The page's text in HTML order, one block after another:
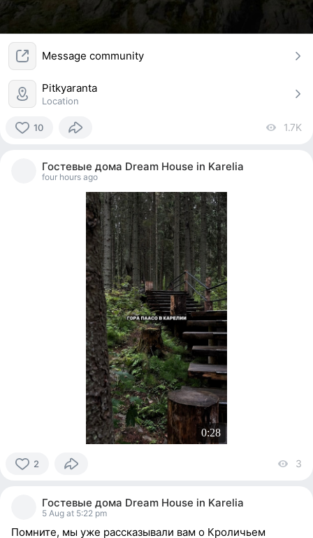
Message community
Pitkyaranta
Location
10 1.7K
Гостевые дома Dream House in Karelia
four hours ago
0:28
2 3
Гостевые дома Dream House in Karelia
5 Aug at 5:22 pm
Помните, мы уже рассказывали вам о Кроличьем